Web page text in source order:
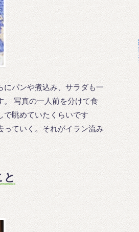
にパンや煮込み、サラダも一
。 写真の一人前を分けて食
で眺めていたくらいです
っていく。それがイラン流み
と